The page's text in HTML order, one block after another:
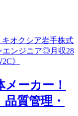
メーカー！
質管理・